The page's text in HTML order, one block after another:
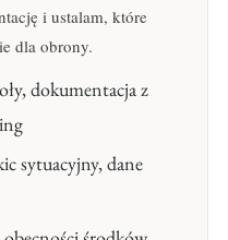
i ustalam, które
dla obrony.
dokumentacja z
sytuacyjny, dane